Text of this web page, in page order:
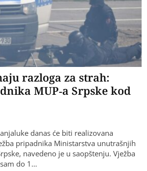
razloga za strah:
MUP-a Srpske kod
danas će biti realizovana
pripadnika Ministarstva unutrašnjih
navedeno je u saopštenju. Vježba
do 1…